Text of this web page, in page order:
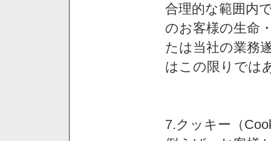
合理的な範囲内
のお客様の生命
たは当社の業務
はこの限りでは
7.クッキー（